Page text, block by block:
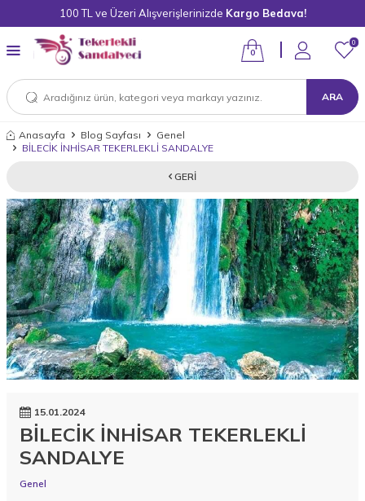
100 TL ve Üzeri Alışverişlerinizde Kargo Bedava!
ARA
0
0
Anasayfa Blog Sayfası
Genel
BİLECİK İNHİSAR TEKERLEKLİ SANDALYE
GERI
15.01.2024
BİLECİK İNHİSAR TEKERLEKLİ
SANDALYE
Genel